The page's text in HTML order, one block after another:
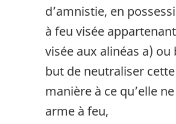
d’amnistie, en
à feu visée
visée aux alinéas a) ou
but de neutraliser
manière à ce qu’elle
arme à feu,